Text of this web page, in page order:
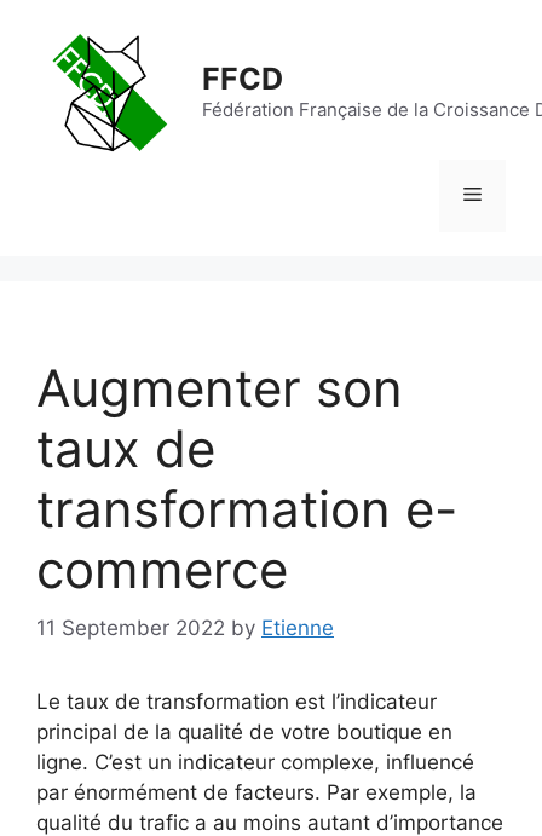
FFCD
Fédération Française de la Croissance
Augmenter son
taux de
transformation e-
commerce
11 September 2022 by Etienne
Le taux de transformation est l’indicateur
principal de la qualité de votre boutique en
ligne. C’est un indicateur complexe, influencé
par énormément de facteurs. Par exemple, la
qualité du trafic a au moins autant d’importance